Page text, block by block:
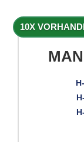
10X